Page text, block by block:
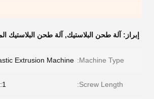
إبراز: آلة طحن البلاستيك, آلة طحن
Machine Type:
Extrusion Machine
Screw Length: